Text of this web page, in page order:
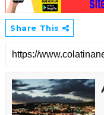
Share This